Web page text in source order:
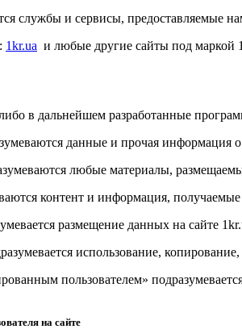
службы и сервисы, предоставляемые
1kr.ua и любые другие сайты под маркой
в дальнейшем разработанные
данные и прочая информация
любые материалы,
контент и информация, получаемые
размещение данных на сайте
использование,
пользователем»
на сайте